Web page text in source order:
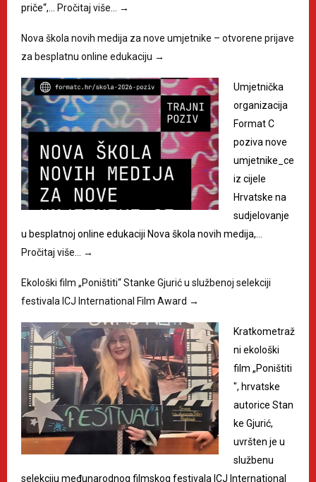
priče“,…
Pročitaj više… →
Nova škola novih medija za nove umjetnike – otvorene prijave
za besplatnu online edukaciju →
Umjetnička
organizacija
Format C
poziva nove
umjetnike_ce
iz cijele
Hrvatske na
sudjelovanje
u besplatnoj online edukaciji Nova škola novih medija,…
Pročitaj više…
→
Ekološki film „Poništiti“ Stanke Gjurić u službenoj selekciji
festivala ICJ International Film Award →
Kratkometraž
ni ekološki
film „Poništiti
", hrvatske
autorice Stan
ke Gjurić,
uvršten je u
službenu
selekciju međunarodnog filmskog festivala ICJ International